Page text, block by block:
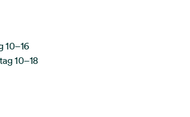
10–16
10–18